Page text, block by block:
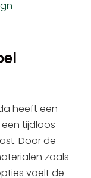
heeft een
tijdloos
Door de
zoals
voelt de